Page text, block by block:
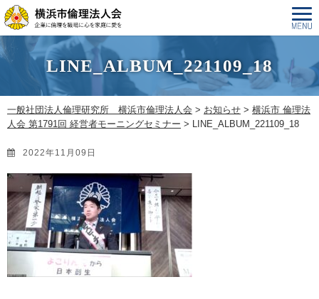
LINE_ALBUM_221109_18
一般社団法人倫理研究所 横浜市倫理法人会 > お知らせ > 横浜市 倫理法
人会 第1791回 経営者モーニングセミナー > LINE_ALBUM_221109_18
2022年11月09日